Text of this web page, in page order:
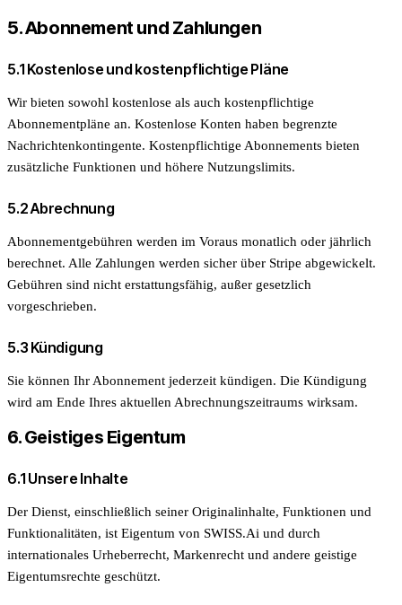
5. Abonnement und Zahlungen
5.1 Kostenlose und kostenpflichtige Pläne
Wir bieten sowohl kostenlose als auch kostenpflichtige
Abonnementpläne an. Kostenlose Konten haben begrenzte
Nachrichtenkontingente. Kostenpflichtige Abonnements bieten
zusätzliche Funktionen und höhere Nutzungslimits.
5.2 Abrechnung
Abonnementgebühren werden im Voraus monatlich oder jährlich
berechnet. Alle Zahlungen werden sicher über Stripe abgewickelt.
Gebühren sind nicht erstattungsfähig, außer gesetzlich
vorgeschrieben.
5.3 Kündigung
Sie können Ihr Abonnement jederzeit kündigen. Die Kündigung
wird am Ende Ihres aktuellen Abrechnungszeitraums wirksam.
6. Geistiges Eigentum
6.1 Unsere Inhalte
Der Dienst, einschließlich seiner Originalinhalte, Funktionen und
Funktionalitäten, ist Eigentum von SWISS.Ai und durch
internationales Urheberrecht, Markenrecht und andere geistige
Eigentumsrechte geschützt.